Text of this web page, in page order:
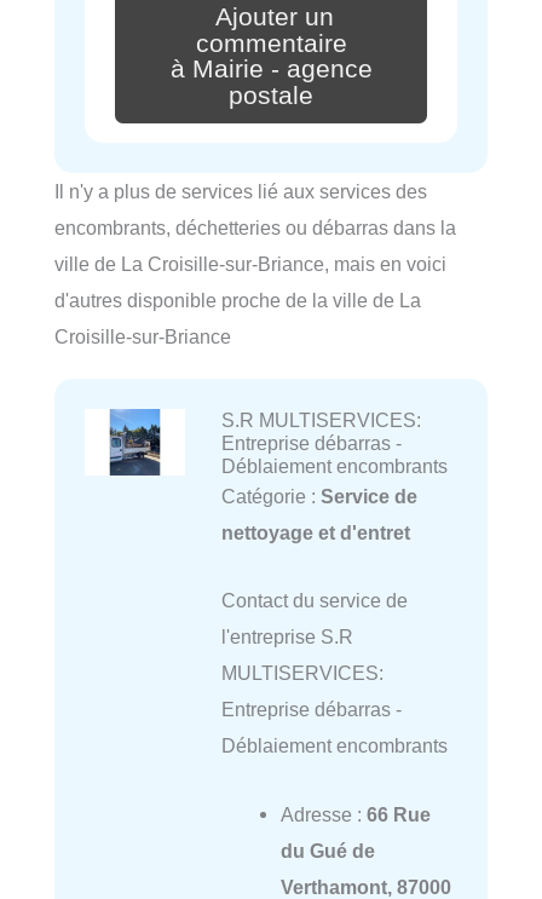
Ajouter un
commentaire
à Mairie - agence
postale
Il n'y a plus de services lié aux services des
encombrants, déchetteries ou débarras dans la
ville de La Croisille-sur-Briance, mais en voici
d'autres disponible proche de la ville de La
Croisille-sur-Briance
S.R MULTISERVICES:
Entreprise débarras -
Déblaiement encombrants
Catégorie : Service de
nettoyage et d'entret
Contact du service de
l'entreprise S.R
MULTISERVICES:
Entreprise débarras -
Déblaiement encombrants
Adresse : 66 Rue
du Gué de
Verthamont, 87000